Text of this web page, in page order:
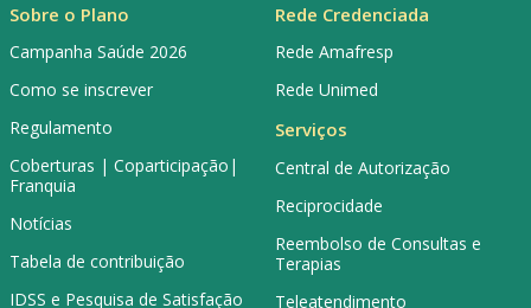
Sobre o Plano
Campanha Saúde 2026
Como se inscrever
Regulamento
Coberturas | Coparticipação|
Franquia
Notícias
Tabela de contribuição
IDSS e Pesquisa de Satisfação
Rede Credenciada
Rede Amafresp
Rede Unimed
Serviços
Central de Autorização
Reciprocidade
Reembolso de Consultas e
Terapias
Teleatendimento